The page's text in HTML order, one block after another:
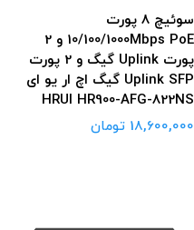
سوئیچ 8 پورت
10/100/1000Mbps PoE و 2
پورت Uplink گیگ و 2 پورت
Uplink SFP گیگ اچ ار یو ای
HRUI HR900-AFG-822NS
18,600,000 تومان